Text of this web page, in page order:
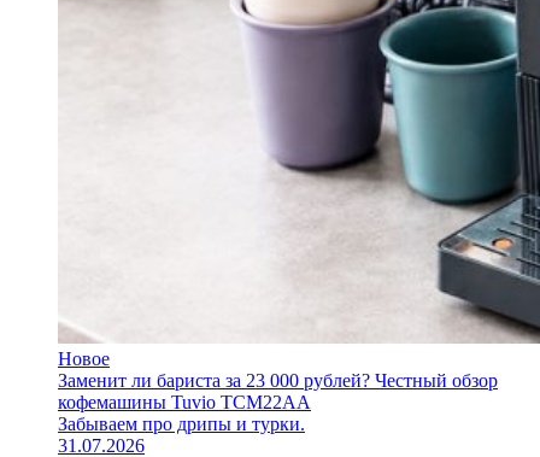
Новое
Заменит ли бариста за 23 000 рублей? Честный обзор
кофемашины Tuvio TCM22AA
Забываем про дрипы и турки.
31.07.2026